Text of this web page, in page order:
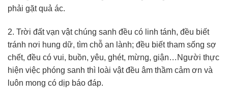
phải gặt quả ác.
2. Trời đất vạn vật chúng sanh đều có linh tánh, đều biết
tránh nơi hung dữ, tìm chỗ an lành; đều biết tham sống sợ
chết, đều có vui, buồn, yêu, ghét, mừng, giận…Người thực
hiện việc phóng sanh thì loài vật đều âm thầm cảm ơn và
luôn mong có dịp báo đáp.